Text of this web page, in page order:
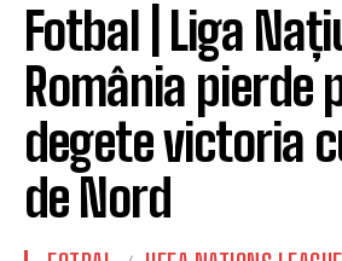
Fotbal | Liga
România pierde
degete victoria
de Nord